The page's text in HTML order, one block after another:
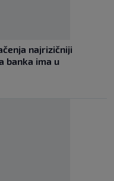
najrizičniji
banka ima u